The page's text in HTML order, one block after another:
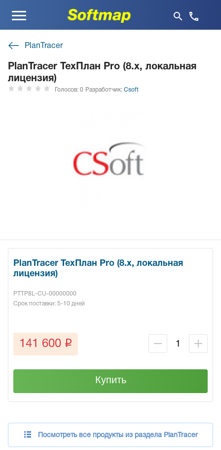
Меню
PlanTracer
PlanTracer ТехПлан Pro (8.x, локальная
лицензия)
Голосов: 0 Разработчик: Csoft
PlanTracer ТехПлан Pro (8.x, локальная
лицензия)
PTTP8L-CU-00000000
Срок поставки: 5-10 дней
141 600 q
Купить
Посмотреть все продукты из раздела PlanTracer